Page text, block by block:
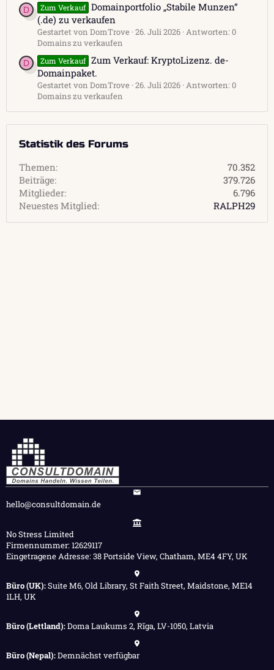
D Zum Verkauf Domainportfolio „Stabile Munzen“
(.de) zu verkaufen
Gestartet von DomTrove 26. Juli 2026 Antworten: 0
Domains zu verkaufen
D Zum Verkauf Zum Verkauf: KryptoLizenz. de-
Domainpaket.
Gestartet von DomTrove 26. Juli 2026 Antworten: 0
Domains zu verkaufen
Statistik des Forums
Themen
70.352
Beiträge
379.726
Mitglieder
6.796
Neuestes Mitglied
RALPH29
hello@consultdomain.de
No Stress Limited
Firmennummer: 12629117
Eingetragene Adresse: 38 Portside View, Chatham, ME4 4FY, UK
Büro (UK):Suite M6, Old Library, St Faith Street, Maidstone, ME14
1LH, UK
Büro (Lettland):Doma Laukums 2, Rīga, LV-1050, Latvia
Büro (Nepal):Demnächst verfügbar